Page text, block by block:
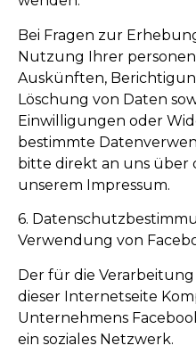
Bei Fragen zur
Nutzung Ihrer
Auskünften,
Löschung von Daten
Einwilligungen oder
bestimmte
bitte direkt an uns über
unserem Impressum.
6.
Verwendung von
Der für die
dieser Internetseite
Unternehmens
ein soziales Netzwerk.